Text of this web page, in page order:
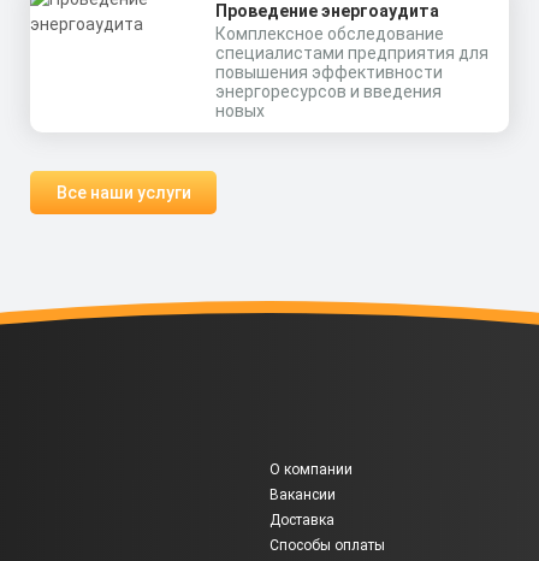
Проведение энергоаудита
Комплексное обследование
специалистами предприятия для
повышения эффективности
энергоресурсов и введения
новых
Все наши услуги
О компании
Вакансии
Доставка
Способы оплаты